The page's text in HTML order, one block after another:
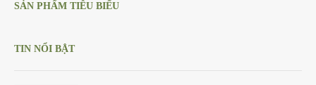
SẢN PHẨM TIÊU BIỂU
TIN NỔI BẬT